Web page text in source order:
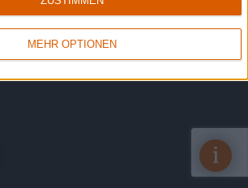
MEHR OPTIONEN
i